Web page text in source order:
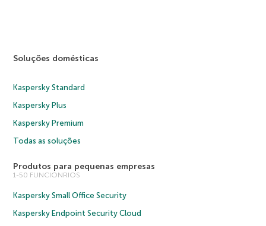
Soluções domésticas
Kaspersky Standard
Kaspersky Plus
Kaspersky Premium
Todas as soluções
Produtos para pequenas empresas
1-50 FUNCIONRIOS
Kaspersky Small Office Security
Kaspersky Endpoint Security Cloud